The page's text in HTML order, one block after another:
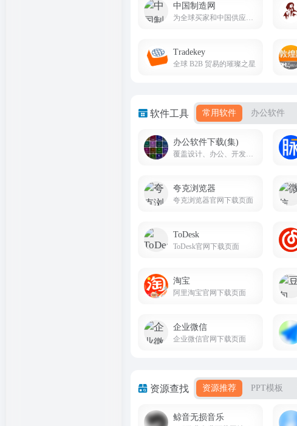
中国制造网
Tradekey
全球 B2B 贸易的璀璨之星
软件工具 常用软件 办公软件
办公软件下载(集)
夸克浏览器
夸克浏览器官网下载页面
ToDesk
ToDesk官网下载页面
淘宝
阿里淘宝官网下载页面
企业微信
企业微信官网下载页面
资源查找 资源推荐 PPT模板
鲸音无损音乐